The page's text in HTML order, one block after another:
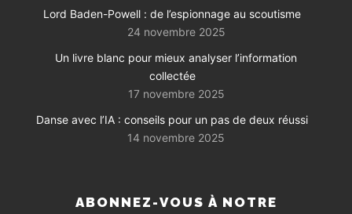
Lord Baden-Powell : de l’espionnage au scoutisme
24 novembre 2025
Un livre blanc pour mieux analyser l’information
collectée
17 novembre 2025
Danse avec l’IA : conseils pour un pas de deux réussi
14 novembre 2025
ABONNEZ-VOUS À NOTRE